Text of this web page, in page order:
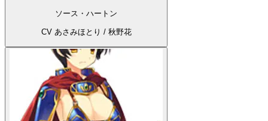
ソース・ハートン
CV あさみほとり / 秋野花